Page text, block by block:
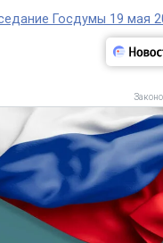
Госдумы 19 мая